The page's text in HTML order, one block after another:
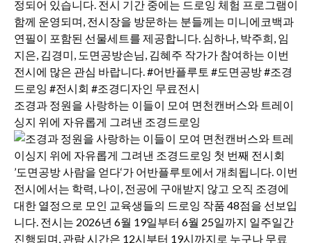
조경과 정원을 사랑하는 이들이 모여 면천캔버스와 트레이
싱지 위에 자유롭게 그려낸 조경드로잉